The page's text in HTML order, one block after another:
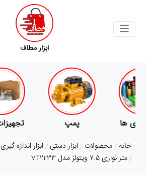
ابزار مطاف
محصولات
قوانین
سایت
ارتباط
باما
درباره
تجهیزات کمپ
خانه محصولات ابزار دستی ابزار اندازه گیری
متر نواری 7.5 ویتولز مدل VT2233